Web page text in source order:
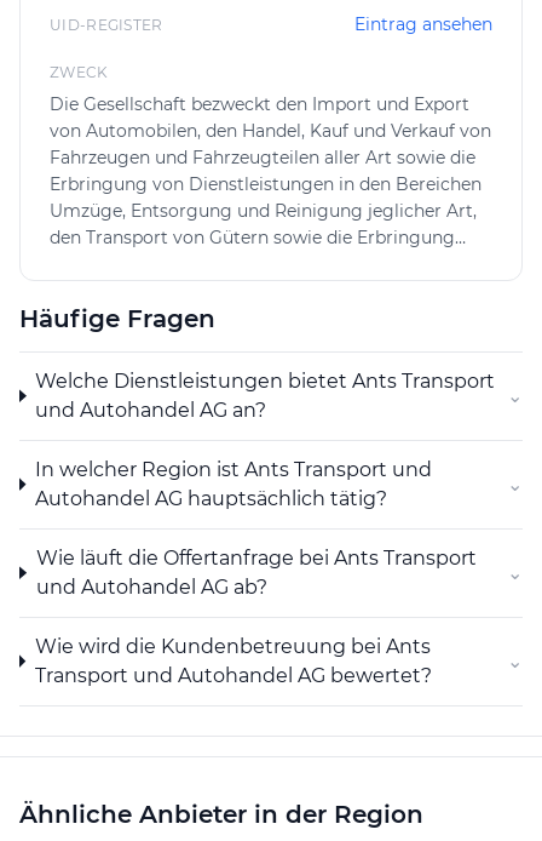
kundenorientierten Service und unsere professionelle
vertrauenswürdiger Partner in der Umzugs- und
Reinigungsbranche etabliert. Wir setzen auf Qualität,
Fairness und persönlichen Service – Werte, die unsere
Kunden seit Jahren schätzen.
Vertrauen Sie auf die Erfahrung und Kompetenz der
Atlas Transport GmbH – wir begleiten Sie zuverlässig
von der Planung bis zur erfolgreichen Ausführung Ihres
UID-REGISTER Eintrag ansehen
ZWECK
Die Gesellschaft bezweckt den Import und Export
von Automobilen, den Handel, Kauf und Verkauf von
Fahrzeugen und Fahrzeugteilen aller Art sowie die
Erbringung von Dienstleistungen in den Bereichen
Umzüge, Entsorgung und Reinigung jeglicher Art,
den Transport von Gütern sowie die Erbringung
Gesellschaft die Renovationen von Liegenschaften.
Zweigniederlassungen errichten, sich an anderen
Unternehmen im In- und Ausland beteiligen,
gleichartige oder verwandte Unternehmen
zusammenschliessen, Grundstücke im In- und
Ausland erwerben, verwalten und veräussern sowie
alle Geschäfte eingehen und Verträge abschliessen,
die geeignet sind, den Zweck der Gesellschaft zu
fördern, oder die direkt oder indirekt damit im
Häufige Fragen
Welche Dienstleistungen bietet Ants Transport
und Autohandel AG an?
⌄
In welcher Region ist Ants Transport und
Autohandel AG hauptsächlich tätig?
⌄
Wie läuft die Offertanfrage bei Ants Transport
und Autohandel AG ab?
⌄
Wie wird die Kundenbetreuung bei Ants
Transport und Autohandel AG bewertet?
⌄
Ähnliche Anbieter in der Region